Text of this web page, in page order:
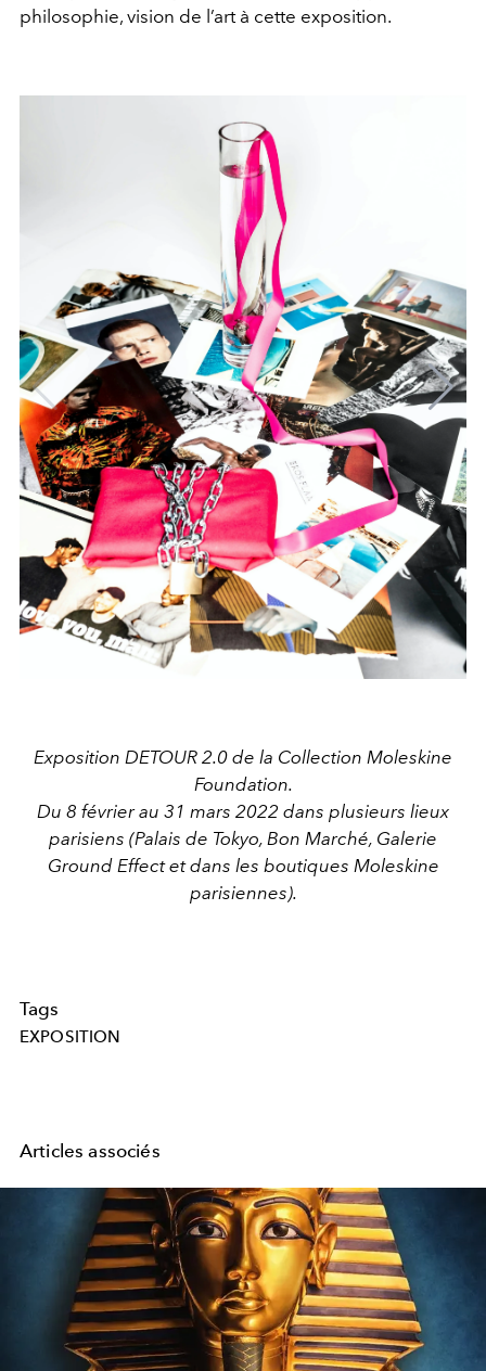
philosophie, vision de l’art à cette exposition.
Exposition DETOUR 2.0 de la Collection Moleskine
Foundation.
Du 8 février au 31 mars 2022 dans plusieurs lieux
parisiens (Palais de Tokyo, Bon Marché, Galerie
Ground Effect et dans les boutiques Moleskine
parisiennes).
Tags
EXPOSITION
Articles associés